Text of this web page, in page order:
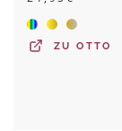
ZUOTTO